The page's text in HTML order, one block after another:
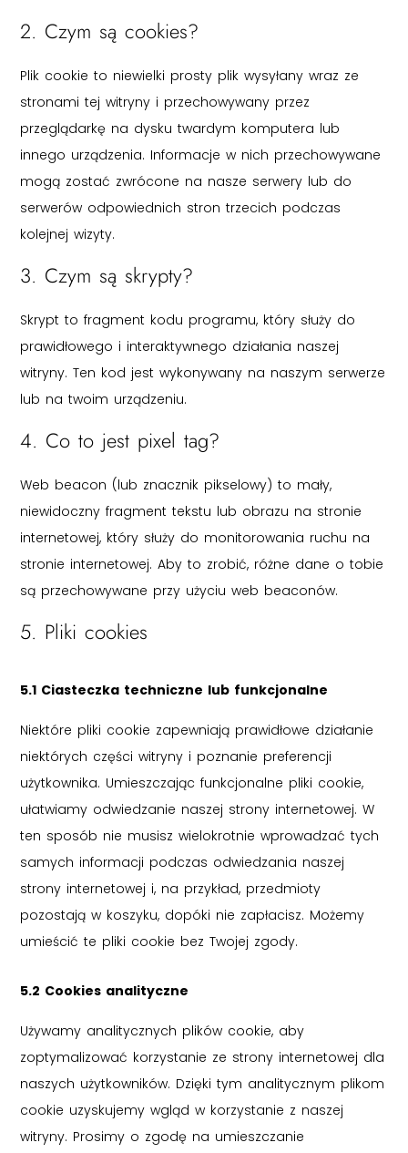
2. Czym są cookies?
Plik cookie to niewielki prosty plik wysyłany wraz ze
stronami tej witryny i przechowywany przez
przeglądarkę na dysku twardym komputera lub
innego urządzenia. Informacje w nich przechowywane
mogą zostać zwrócone na nasze serwery lub do
serwerów odpowiednich stron trzecich podczas
kolejnej wizyty.
3. Czym są skrypty?
Skrypt to fragment kodu programu, który służy do
prawidłowego i interaktywnego działania naszej
witryny. Ten kod jest wykonywany na naszym serwerze
lub na twoim urządzeniu.
4. Co to jest pixel tag?
Web beacon (lub znacznik pikselowy) to mały,
niewidoczny fragment tekstu lub obrazu na stronie
internetowej, który służy do monitorowania ruchu na
stronie internetowej. Aby to zrobić, różne dane o tobie
są przechowywane przy użyciu web beaconów.
5. Pliki cookies
5.1 Ciasteczka techniczne lub funkcjonalne
Niektóre pliki cookie zapewniają prawidłowe działanie
niektórych części witryny i poznanie preferencji
użytkownika. Umieszczając funkcjonalne pliki cookie,
ułatwiamy odwiedzanie naszej strony internetowej. W
ten sposób nie musisz wielokrotnie wprowadzać tych
samych informacji podczas odwiedzania naszej
strony internetowej i, na przykład, przedmioty
pozostają w koszyku, dopóki nie zapłacisz. Możemy
umieścić te pliki cookie bez Twojej zgody.
5.2 Cookies analityczne
Używamy analitycznych plików cookie, aby
zoptymalizować korzystanie ze strony internetowej dla
naszych użytkowników. Dzięki tym analitycznym plikom
cookie uzyskujemy wgląd w korzystanie z naszej
witryny. Prosimy o zgodę na umieszczanie